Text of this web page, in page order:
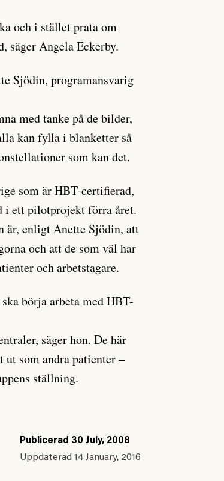
och i stället prata om
säger Angela Eckerby.
Sjödin, programansvarig
med tanke på de bilder,
kan fylla i blanketter så
som kan det.
som är HBT-certifierad,
i ett pilotprojekt förra året.
enligt Anette Sjödin, att
och att de som väl har
och arbetstagare.
börja arbeta med HBT-
säger hon. De här
ut som andra patienter –
ställning.
Publicerad 30 July, 2008
Uppdaterad 14 January, 2016